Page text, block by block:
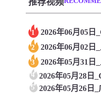
推荐视频
1
2
3
4
5